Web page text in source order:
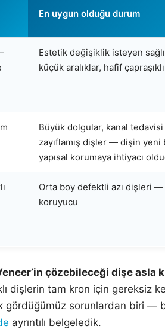
En uygun olduğu durum
Estetik değişiklik isteyen
küçük aralıklar, hafif
Büyük dolgular, kanal tedavisi
zayıflamış dişler — dişin yeni
yapısal korumaya ihtiyacı
Orta boy defektli azı dişleri
koruyucu
çözebileceği dişe asla
dişlerin tam kron için gereksiz
gördüğümüz sorunlardan biri —
ayrıntılı belgeledik.